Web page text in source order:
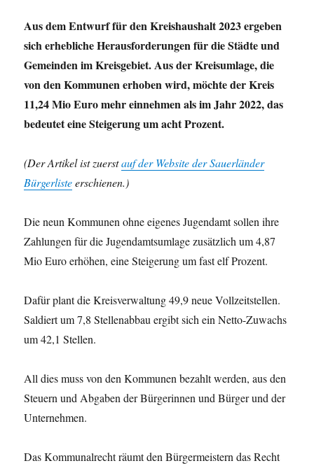
Aus dem Entwurf für den Kreishaushalt 2023 ergeben
sich erhebliche Herausforderungen für die Städte und
Gemeinden im Kreisgebiet. Aus der Kreisumlage, die
von den Kommunen erhoben wird, möchte der Kreis
11,24 Mio Euro mehr einnehmen als im Jahr 2022, das
bedeutet eine Steigerung um acht Prozent.
(Der Artikel ist zuerstauf der Website der Sauerländer
Bürgerlisteerschienen.)
Die neun Kommunen ohne eigenes Jugendamt sollen ihre
Zahlungen für die Jugendamtsumlage zusätzlich um 4,87
Mio Euro erhöhen, eine Steigerung um fast elf Prozent.
Dafür plant die Kreisverwaltung 49,9 neue Vollzeitstellen.
Saldiert um 7,8 Stellenabbau ergibt sich ein Netto-Zuwachs
um 42,1 Stellen.
All dies muss von den Kommunen bezahlt werden, aus den
Steuern und Abgaben der Bürgerinnen und Bürger und der
Unternehmen.
Das Kommunalrecht räumt den Bürgermeistern das Recht